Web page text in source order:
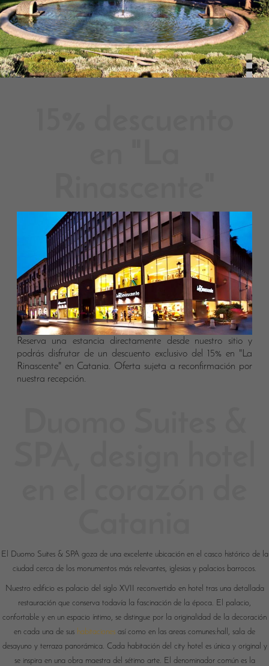
Reserva una estancia directamente desde nuestro sitio y
podrás disfrutar de un descuento exclusivo del 15% en "La
Rinascente" en Catania. Oferta sujeta a reconfirmación por
nuestra recepción.
El Duomo Suites & SPA goza de una excelente ubicación en el casco histórico de la
ciudad cerca de los monumentos más relevantes, iglesias y palacios barrocos.
Nuestro edificio es palacio del siglo XVII reconvertido en hotel tras una detallada
restauración que conserva todavía la fascinación de la época. El palacio,
confortable y en un espacio íntimo, se distingue por la originalidad de la decoración
en cada una de sus habitaciones así como en las areas comunes:hall, sala de
desayuno y terraza panorámica. Cada habitación del city hotel es única y original y
se inspira en una obra maestra del sétimo arte. El denominador común es la